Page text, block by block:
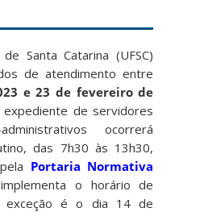
Santa Catarina (UFSC)
de atendimento entre
e 23 de fevereiro de
de servidores
ocorrerá
das 7h30 às 13h30,
Portaria Normativa
o horário de
exceção é o dia 14 de